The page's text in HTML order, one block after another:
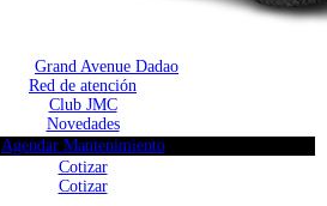
Grand Avenue Dadao
Red de atención
Club JMC
Novedades
Agendar Mantenimiento
Cotizar
Cotizar